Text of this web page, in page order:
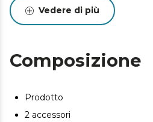
per asciugare e lisciare allo
uno styling perfetto con
styling rapido ed efficace.
112.000 giri/min.
lucentezza, garantendo un
proteggendo la salute dei
Vedere di più
Composizione
Prodotto
2 accessori